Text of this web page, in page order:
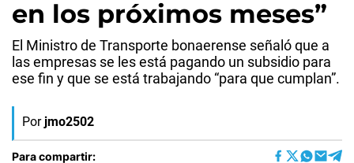
en los próximos meses”
El Ministro de Transporte bonaerense señaló que a
las empresas se les está pagando un subsidio para
ese fin y que se está trabajando “para que cumplan”.
Por jmo2502
Para compartir: